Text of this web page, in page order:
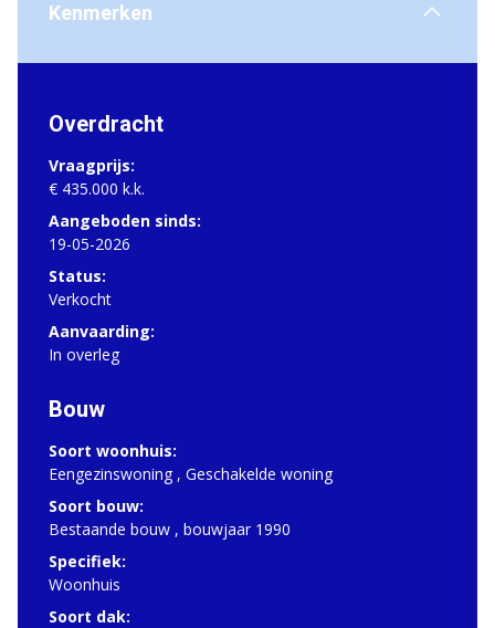
Kenmerken
Overdracht
Vraagprijs:
€ 435.000 k.k.
Aangeboden sinds:
19-05-2026
Status:
Verkocht
Aanvaarding:
In overleg
Bouw
Soort woonhuis:
Eengezinswoning , Geschakelde woning
Soort bouw:
Bestaande bouw , bouwjaar 1990
Specifiek:
Woonhuis
Soort dak: